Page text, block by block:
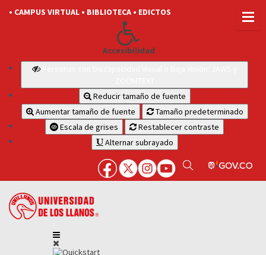
• CAMPUS VIRTUAL • BIBLIOTECA • EDICTOS
Accesibilidad
Reducir tamaño de fuente
Aumentar tamaño de fuente
Tamaño predeterminado
Escala de grises
Restablecer contraste
Alternar subrayado